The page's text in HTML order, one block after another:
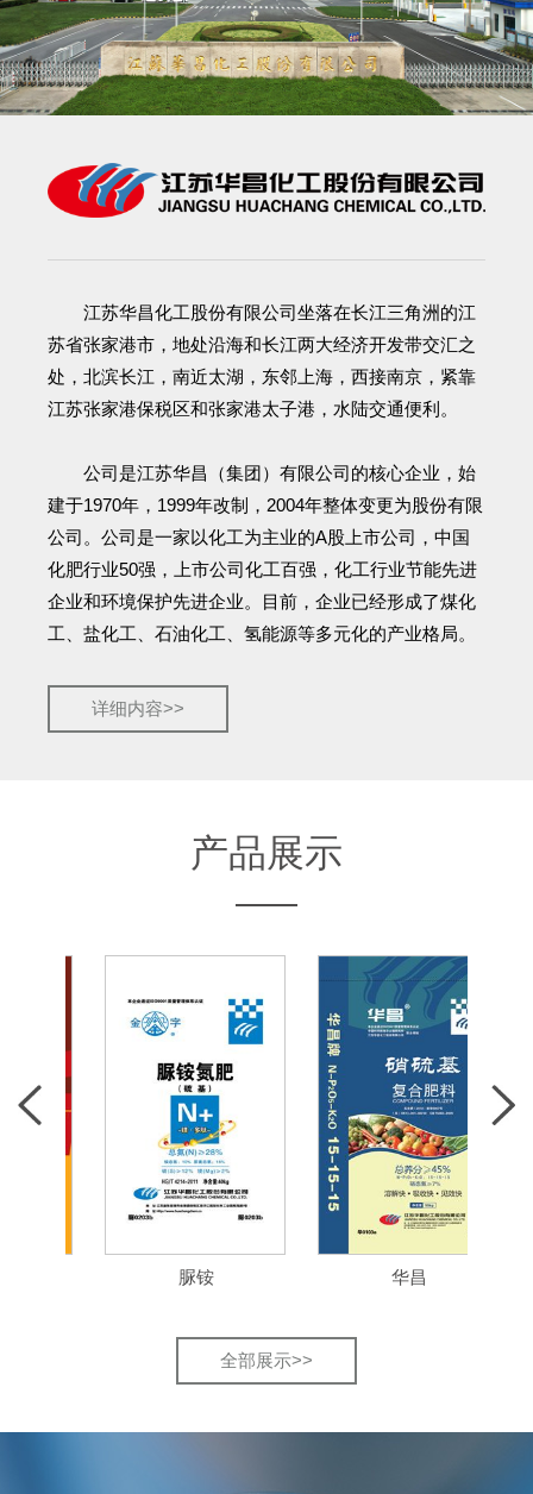
江苏华昌化工股份有限公司坐落在长江三角洲的江
苏省张家港市，地处沿海和长江两大经济开发带交汇之
处，北滨长江，南近太湖，东邻上海，西接南京，紧靠
江苏张家港保税区和张家港太子港，水陆交通便利。
公司是江苏华昌（集团）有限公司的核心企业，始
建于1970年，1999年改制，2004年整体变更为股份有限
公司。公司是一家以化工为主业的A股上市公司，中国
化肥行业50强，上市公司化工百强，化工行业节能先进
企业和环境保护先进企业。目前，企业已经形成了煤化
工、盐化工、石油化工、氢能源等多元化的产业格局。
详细内容>>
产品展示
全部展示>>